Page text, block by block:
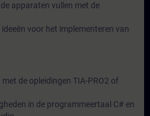
apparaten vullen met de
voor het implementeren van
de opleidingen TIA-PRO2 of
in de programmeertaal C# en